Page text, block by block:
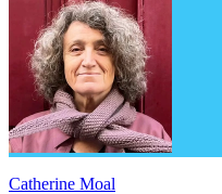
Catherine Moal